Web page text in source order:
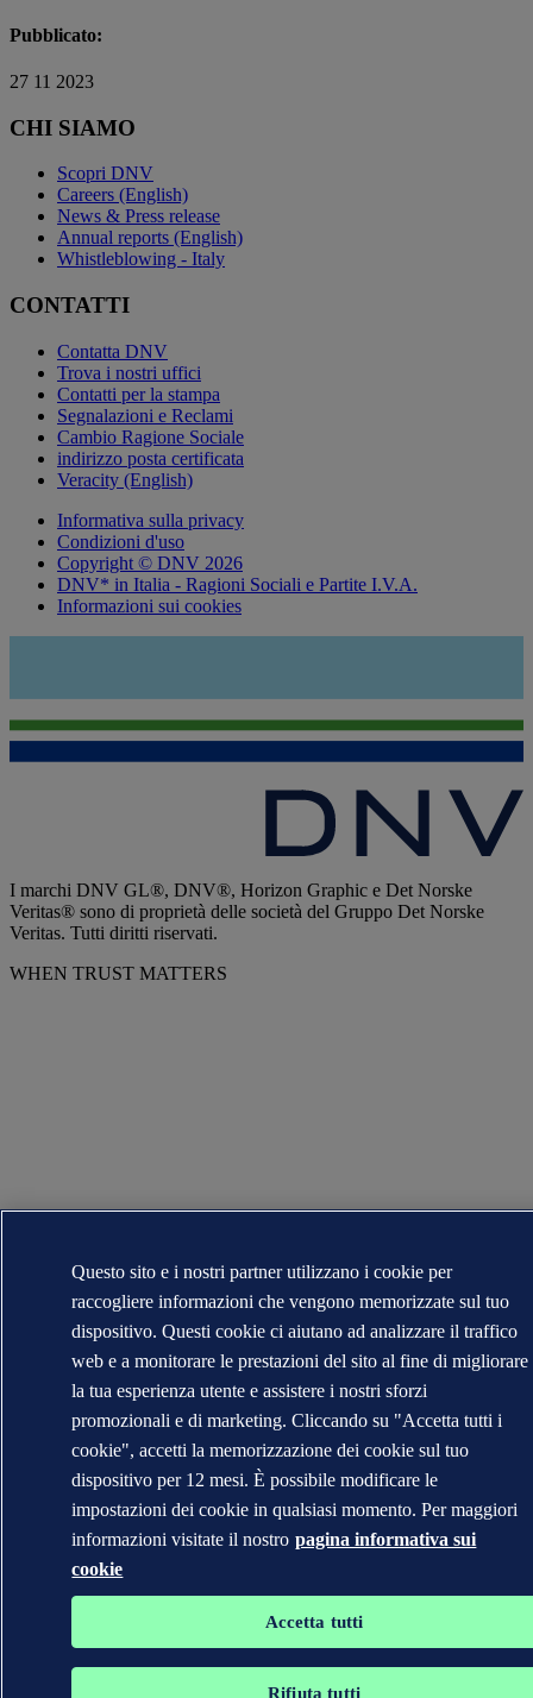
Pubblicato:
27 11 2023
CHI SIAMO
Scopri DNV
Careers (English)
News & Press release
Annual reports (English)
Whistleblowing - Italy
CONTATTI
Contatta DNV
Trova i nostri uffici
Contatti per la stampa
Segnalazioni e Reclami
Cambio Ragione Sociale
indirizzo posta certificata
Veracity (English)
Informativa sulla privacy
Condizioni d'uso
Copyright © DNV 2026
DNV* in Italia - Ragioni Sociali e Partite I.V.A.
Informazioni sui cookies
I marchi DNV GL®, DNV®, Horizon Graphic e Det Norske
Veritas® sono di proprietà delle società del Gruppo Det Norske
Veritas. Tutti diritti riservati.
WHEN TRUST MATTERS
Questo sito e i nostri partner utilizzano i cookie per
raccogliere informazioni che vengono memorizzate sul tuo
dispositivo. Questi cookie ci aiutano ad analizzare il traffico
web e a monitorare le prestazioni del sito al fine di migliorare
la tua esperienza utente e assistere i nostri sforzi
promozionali e di marketing. Cliccando su "Accetta tutti i
cookie", accetti la memorizzazione dei cookie sul tuo
dispositivo per 12 mesi. È possibile modificare le
impostazioni dei cookie in qualsiasi momento. Per maggiori
informazioni visitate il nostro pagina informativa sui
cookie
Accetta tutti
Rifiuta tutti